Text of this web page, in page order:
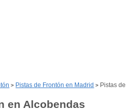
> Pistas de Frontón en Madrid > Pistas de
en Alcobendas